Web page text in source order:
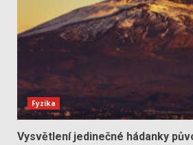
Fyzika
Vysvětlení jedinečné hádanky